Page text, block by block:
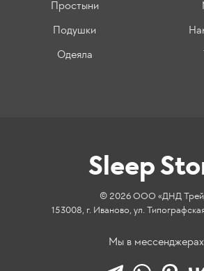
Простыни
Подушки
Одеяла
Sleep
© 2026 ООО «ДНД
153008, г. Иваново, ул.
Мы в мессенджерах